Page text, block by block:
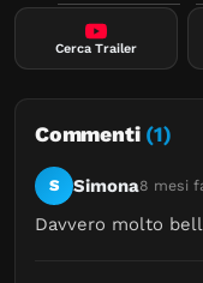
facendo finire tutti
Cerca Trailer
Commenti (1)
S Simona8 mesi
Davvero molto